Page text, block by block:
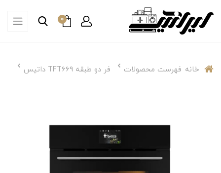
0
خانه فهرست محصولات فر دو طبقه TFT669 داتیس